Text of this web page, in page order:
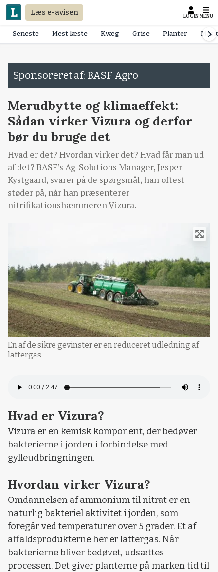
Læs e-avisen LOGIN MENU
Seneste Mest læste Kvæg Grise Planter
Sponsoreret af: BASF Agro
Merudbytte og klimaeffekt:
Sådan virker Vizura og derfor
bør du bruge det
Hvad er det? Hvordan virker det? Hvad får man ud
af det? BASF’s Ag-Solutions Manager, Jesper
Kystgaard, svarer på de spørgsmål, han oftest
støder på, når han præsenterer
nitrifikationshæmmeren Vizura.
En af de sikre gevinster er en reduceret udledning af
lattergas.
Hvad er Vizura?
Vizura er en kemisk komponent, der bedøver
bakterierne i jorden i forbindelse med
gylleudbringningen.
Hvordan virker Vizura?
Omdannelsen af ammonium til nitrat er en
naturlig bakteriel aktivitet i jorden, som
foregår ved temperaturer over 5 grader. Et af
affaldsprodukterne her er lattergas. Når
bakterierne bliver bedøvet, udsættes
processen. Det giver planterne på marken tid til